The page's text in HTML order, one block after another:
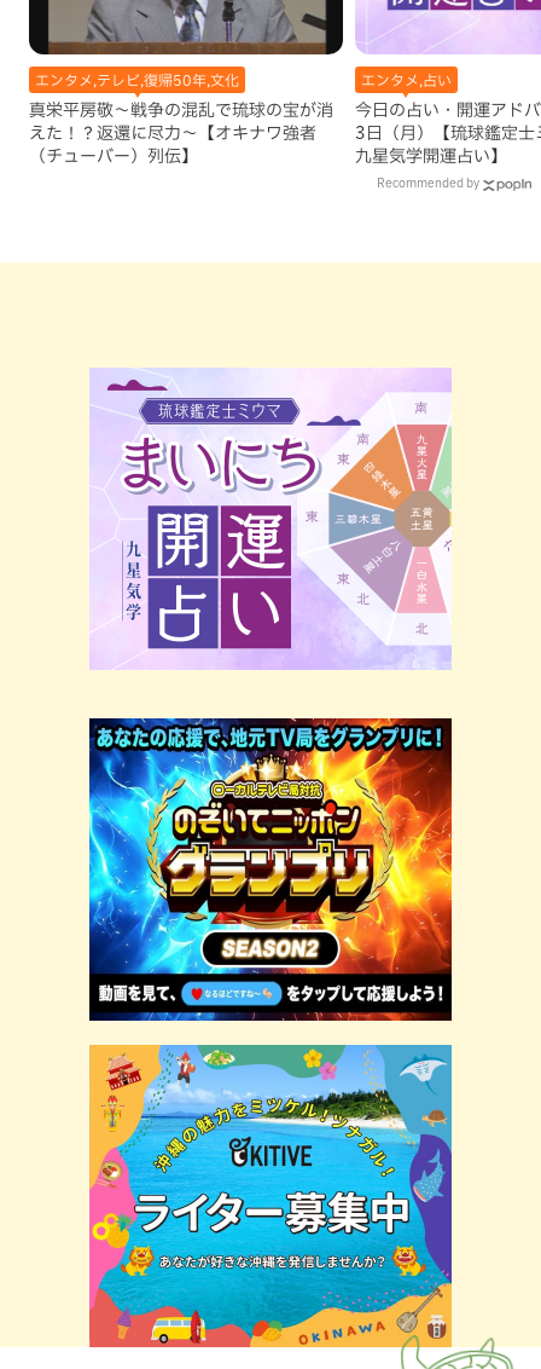
エンタメ,テレビ,復帰50年,文化
真栄平房敬～戦争の混乱で琉球の宝が消
えた！？返還に尽力～【オキナワ強者
（チューバー）列伝】
エンタメ,占い
今日の占い・開運アド
3日（月）【琉球鑑定士
九星気学開運占い】
Recommended by